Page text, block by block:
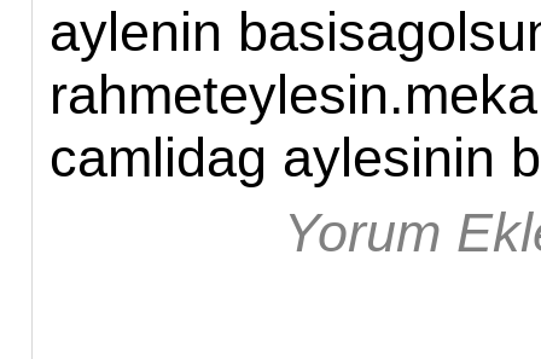
aylenin
camlidag aylesinin
Yorum